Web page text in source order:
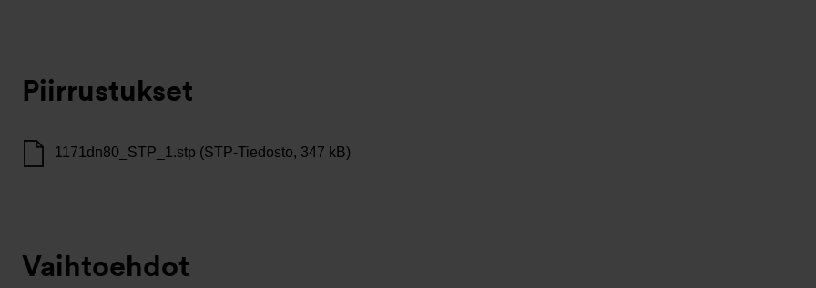
Piirrustukset
1171dn80_STP_1.stp (STP-Tiedosto, 347 kB)
Vaihtoehdot